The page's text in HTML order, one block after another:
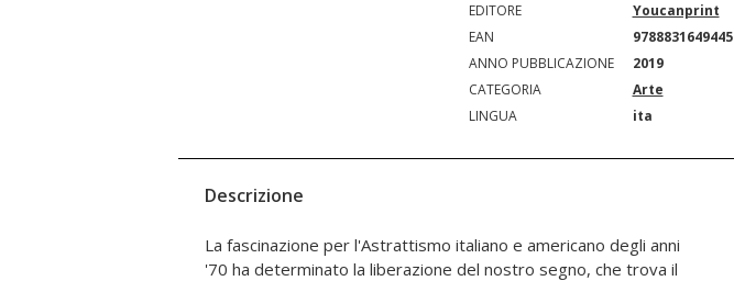
EDITORE
Youcanprint
EAN
9788831649445
ANNO PUBBLICAZIONE
2019
CATEGORIA
Arte
LINGUA
ita
Descrizione
La fascinazione per l'Astrattismo italiano e americano degli anni
'70 ha determinato la liberazione del nostro segno, che trova il
Divulgare attraverso il libro l'esperienza di un percorso sognante
verso l'arte che, col coraggio di credere nel proprio valore,